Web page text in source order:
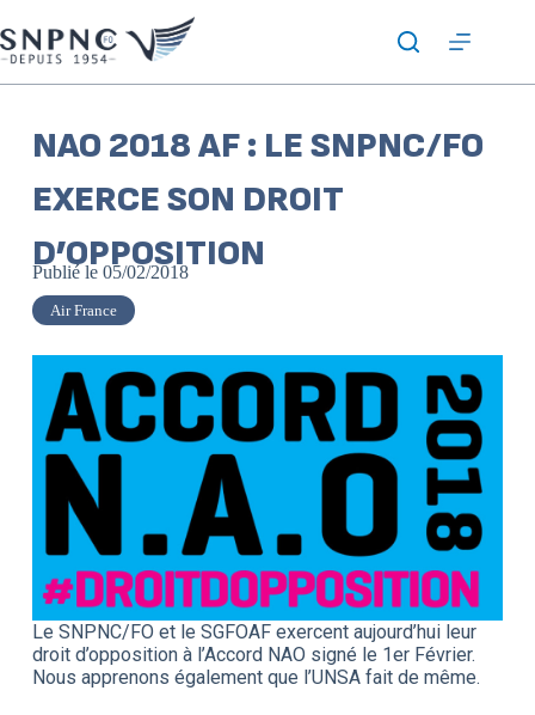
NAO 2018 AF : LE SNPNC/FO
EXERCE SON DROIT
D’OPPOSITION
Publié le 05/02/2018
Air France
Le SNPNC/FO et le SGFOAF exercent aujourd’hui leur
droit d’opposition à l’Accord NAO signé le 1er Février.
Nous apprenons également que l’UNSA fait de même.